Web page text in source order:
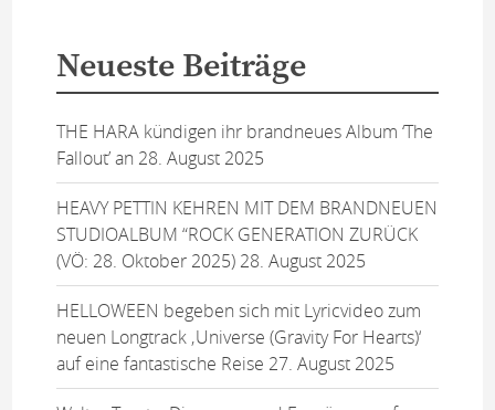
Neueste Beiträge
THE HARA kündigen ihr brandneues Album ‘The
Fallout’ an 28. August 2025
HEAVY PETTIN KEHREN MIT DEM BRANDNEUEN
STUDIOALBUM “ROCK GENERATION ZURÜCK
(VÖ: 28. Oktober 2025) 28. August 2025
HELLOWEEN begeben sich mit Lyricvideo zum
neuen Longtrack ‚Universe (Gravity For Hearts)‘
auf eine fantastische Reise 27. August 2025